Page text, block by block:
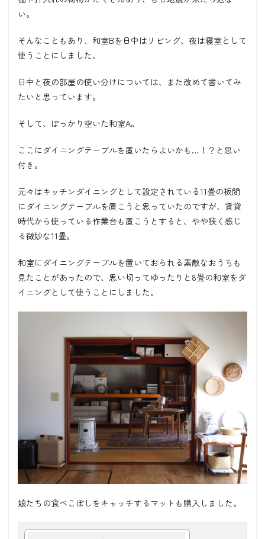
い。
そんなこともあり、和室Bを日中はリビング、夜は寝室として
使うことにしました。
日中と夜の部屋の使い分けについては、また改めて書いてみ
たいと思っています。
そして、ぽっかり空いた和室A。
ここにダイニングテーブルを置いたらよいかも…！？と思い
付き。
元々はキッチンダイニングとして設定されている11畳の板間
にダイニングテーブルを置こうと思っていたのですが、賃貸
時代から使っている作業台も置こうとすると、やや狭く感じ
る微妙な11畳。
和室にダイニングテーブルを置いておられる素敵なおうちも
見たことがあったので、思い切ってゆったりと8畳の和室をダ
イニングとして使うことにしました。
娘たちの食べこぼしをキャッチするマットも購入しました。